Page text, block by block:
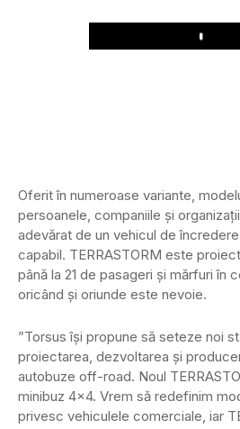
Play
Oferit în numeroase variante,
persoanele, companiile și
adevărat de un vehicul de
capabil. TERRASTORM este
până la 21 de pasageri și mărfuri în
oricând și oriunde este nevoie.
”Torsus își propune să seteze noi
proiectarea, dezvoltarea și
autobuze off-road. Noul
minibuz 4×4. Vrem să redefinim
privesc vehiculele comerciale, iar